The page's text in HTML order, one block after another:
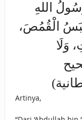
اللهِ
الْقُمُصَ،
وَلَا
Artinya,